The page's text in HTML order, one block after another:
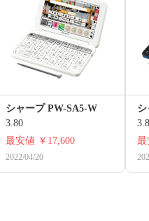
シャープ PW-SA5-W
3.80
最安値 ￥17,600
2022/04/20
最